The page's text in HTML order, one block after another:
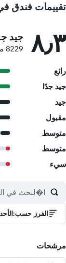
تقييمات فندق
٨٫٣ جيد
8229 من التقييمات تم التحقق منها
رائع
جيد جدًا
جيد
مقبول
متوسط
متوسط
سيء
الفرز حسب:
مرشحات